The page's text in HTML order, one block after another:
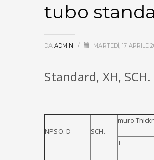
tubo
DA ADMIN / MARTEDÌ, 17 APRILE
Standard, XH,
NPSO. D SCH.
muro T
T